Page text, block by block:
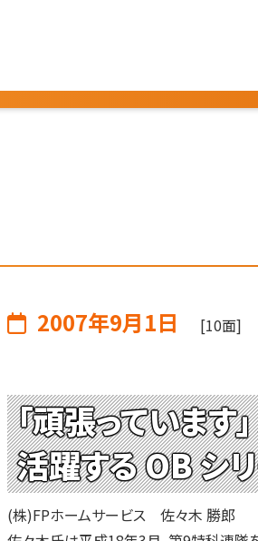
2007年9月1日 [10面]
「頑張っています
活躍する OB シ
(株)FPホームサービス 佐々木 勝郎